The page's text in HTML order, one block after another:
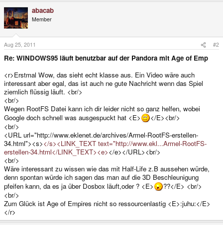
abacab
Member
Aug 25, 2011 #2
Re: WINDOWS95 läuft benutzbar auf der Pandora mit Age of Emp
<r>Erstmal Wow, das sieht echt klasse aus. Ein Video wäre auch
interessant aber egal, das ist auch ne gute Nachricht wenn das Spiel
ziemlich flüssig läuft. <br/>
<br/>
Wegen RootFS Datei kann ich dir leider nicht so ganz helfen, wobei
Google doch schnell was ausgespuckt hat <E>
</E><br/>
<br/>
<URL url="http://www.eklenet.de/archives/Armel-RootFS-erstellen-
34.html"><s></s><LINK_TEXT text="http://www.ekl...Armel-RootFS-
erstellen-34.html</LINK_TEXT><e></e></URL><br/>
<br/>
Wäre interessant zu wissen wie das mit Half-Life z.B aussehen würde,
denn spontan würde ich sagen das man auf die 3D Beschleunigung
pfeifen kann, da es ja über Dosbox läuft,oder ? <E>
??</E> <br/>
<br/>
Zum Glück ist Age of Empires nicht so ressourcenlastig <E>:juhu:</E>
</r>